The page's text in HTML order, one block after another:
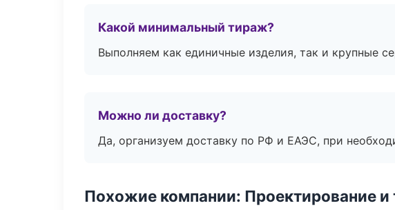
Какой минимальный тираж?
Выполняем как единичные изделия, так и крупные
Можно ли доставку?
Да, организуем доставку по РФ и ЕАЭС, при
Похожие компании: Проектирование и